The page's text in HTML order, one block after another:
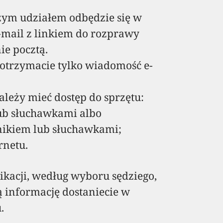
udziałem odbędzie się w
z linkiem do rozprawy
pocztą.
tylko wiadomość e-
mieć dostęp do sprzętu:
słuchawkami albo
lub słuchawkami;
według wyboru sędziego,
informację dostaniecie w